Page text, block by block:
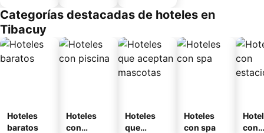
o
Categorías destacadas de hoteles en
Tibacuy
Hoteles
baratos
Hoteles
con
Hoteles
que
Hoteles
con spa
con